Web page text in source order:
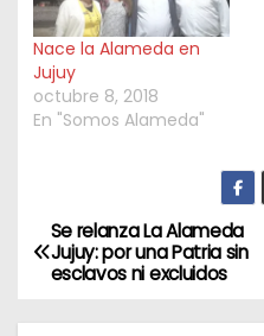
Nace la Alameda en
Jujuy
octubre 8, 2018
En "Somos Alameda"
N
a
Se relanza La Alameda
Jujuy: por una Patria sin
esclavos ni excluidos